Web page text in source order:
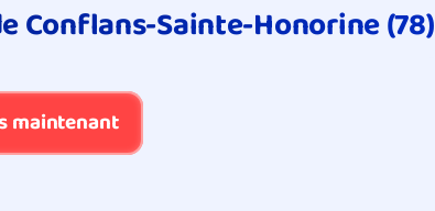
Conflans-Sainte-Honorine (78)
maintenant